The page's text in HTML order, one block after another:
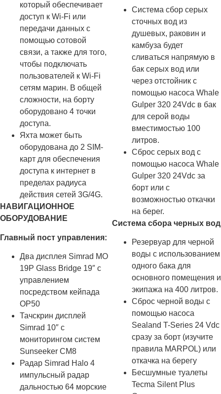
который обеспечивает
доступ к Wi-Fi или
передачи данных с
помощью сотовой
связи, а также для того,
чтобы подключать
пользователей к Wi-Fi
сетям марин. В общей
сложности, на борту
оборудовано 4 точки
доступа.
Яхта может быть
оборудована до 2 SIM-
карт для обеспечения
доступа к интернет в
пределах радиуса
действия сетей 3G/4G.
НАВИГАЦИОННОЕ
ОБОРУДОВАНИЕ
Главный пост управления:
Два дисплея Simrad MO
19P Glass Bridge 19″ с
управлением
посредством кейпада
OP50
Тачскрин дисплей
Simrad 10″ с
мониторингом систем
Sunseeker СМ8
Радар Simrad Halo 4
импульсный радар
дальностью 64 морские
Система сбор серых
сточных вод из
душевых, раковин и
камбуза будет
сливаться напрямую в
бак серых вод или
через отстойник с
помощью насоса Whale
Gulper 320 24Vdc в бак
для серой воды
вместимостью 100
литров.
Сброс серых вод с
помощью насоса Whale
Gulper 320 24Vdc за
борт или с
возможностью откачки
на берег.
Система сбора черных вод
Резервуар для черной
воды с использованием
одного бака для
основного помещения и
экипажа на 400 литров.
Сброс черной воды с
помощью насоса
Sealand T-Series 24 Vdc
сразу за борт (изучите
правила MARPOL) или
откачка на берегу
Бесшумные туалеты
Tecma Silent Plus